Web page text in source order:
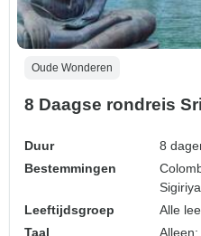
Oude Wonderen
8 Daagse rondreis
Duur
8
Bestemmingen
Sigiriya,
Leeftijdsgroep
Alle
Taal
Alleen: